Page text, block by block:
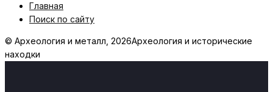
Главная
Поиск по сайту
© Археология и металл, 2026Археология и исторические
находки